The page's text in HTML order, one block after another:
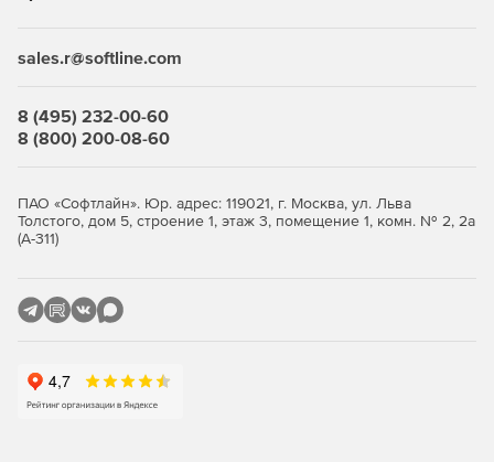
sales.r@softline.com
8 (495) 232-00-60
8 (800) 200-08-60
ПАО «Софтлайн». Юр. адрес: 119021, г. Москва, ул. Льва
Толстого, дом 5, строение 1, этаж 3, помещение 1, комн. № 2, 2а
(А-311)